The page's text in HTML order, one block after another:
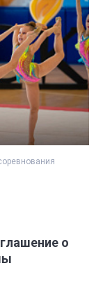
о